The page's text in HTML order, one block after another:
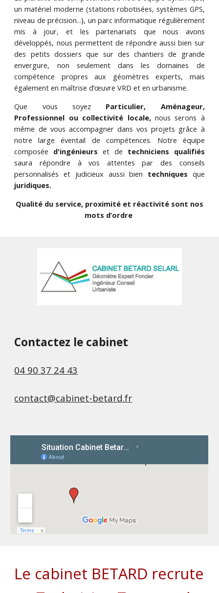
un matériel moderne (stations robotisées, systèmes GPS,
niveau de précision...), un parc informatique régulièrement
mis à jour, et les partenariats que nous avons
développés, nous permettent de répondre aussi bien sur
des petits dossiers que sur des chantiers de grande
envergure, non seulement dans les domaines de
compétence propres aux géomètres experts, mais
également en maîtrise d’œuvre VRD et en urbanisme.
Que vous soyez Particulier, Aménageur,
Professionnel ou collectivité locale, nous serons à
même de vous accompagner dans vos projets grâce à
notre large éventail de compétences. Notre équipe
composée d'ingénieurs et de techniciens qualifiés
saura répondre à vos attentes par des conseils
personnalisés et judicieux aussi bien techniques que
juridiques.
Qualité du service, proximité et réactivité sont nos
mots d’ordre
Contactez le cabinet
04 90 37 24 43
contact@cabinet-betard.fr
Le cabinet BETARD recrute